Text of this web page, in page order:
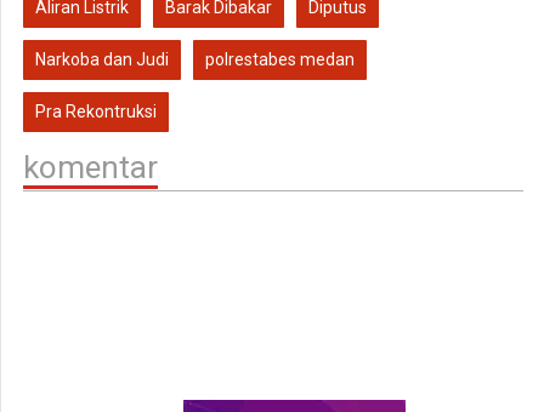
Aliran Listrik Barak Dibakar Diputus
Narkoba dan Judi polrestabes medan
Pra Rekontruksi
komentar